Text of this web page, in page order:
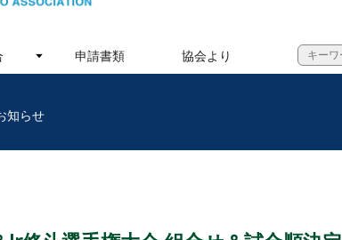
申請書類 協会より
知らせ